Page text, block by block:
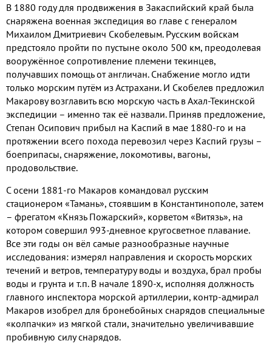
В 1880 году для продвижения в Закаспийский край была
снаряжена военная экспедиция во главе с генералом
Михаилом Дмитриевич Скобелевым. Русским войскам
предстояло пройти по пустыне около 500 км, преодолевая
вооружённое сопротивление племени текинцев,
получавших помощь от англичан. Снабжение могло идти
только морским путём из Астрахани. И Скобелев предложил
Макарову возглавить всю морскую часть в Ахал-Текинской
экспедиции – именно так её назвали. Приняв предложение,
Степан Осипович прибыл на Каспий в мае 1880-го и на
протяжении всего похода перевозил через Каспий грузы –
боеприпасы, снаряжение, локомотивы, вагоны,
продовольствие.
С осени 1881-го Макаров командовал русским
стационером «Тамань», стоявшим в Константинополе, затем
– фрегатом «Князь Пожарский», корветом «Витязь», на
котором совершил 993-дневное кругосветное плавание.
Все эти годы он вёл самые разнообразные научные
исследования: измерял направления и скорость морских
течений и ветров, температуру воды и воздуха, брал пробы
воды и грунта и т.п. В начале 1890-х, исполняя должность
главного инспектора морской артиллерии, контр-адмирал
Макаров изобрел для бронебойных снарядов специальные
«колпачки» из мягкой стали, значительно увеличивавшие
пробивную силу снарядов.